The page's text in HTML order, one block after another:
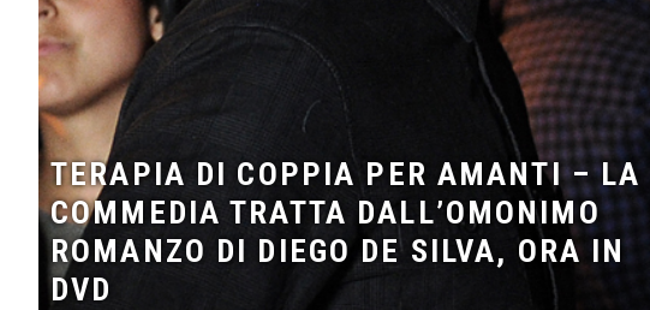
TERAPIA DI COPPIA PER AMANTI – LA
COMMEDIA TRATTA DALL’OMONIMO
ROMANZO DI DIEGO DE SILVA, ORA IN
DVD